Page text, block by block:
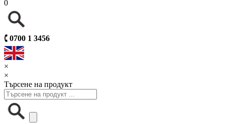
0
🕻 0700 1 3456
×
×
Търсене на продукт